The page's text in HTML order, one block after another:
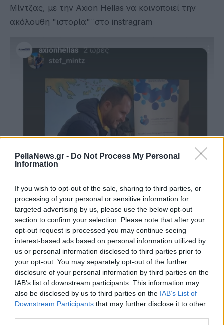
PellaNews.gr - Do Not Process My Personal
Information
If you wish to opt-out of the sale, sharing to third parties, or
processing of your personal or sensitive information for
targeted advertising by us, please use the below opt-out
section to confirm your selection. Please note that after your
opt-out request is processed you may continue seeing
interest-based ads based on personal information utilized by
us or personal information disclosed to third parties prior to
your opt-out. You may separately opt-out of the further
disclosure of your personal information by third parties on the
IAB’s list of downstream participants. This information may
also be disclosed by us to third parties on the IAB’s List of
Downstream Participants that may further disclose it to other
Μίντζας, με την Axion Hellas να κοινοποιεί την
ακόλουθη "ιστορία"¨στο instragram